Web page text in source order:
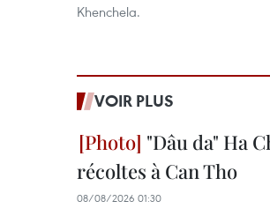
Khenchela.
VOIR PLUS
"Dâu da" Ha
récoltes à Can Tho
08/08/2026 01:30